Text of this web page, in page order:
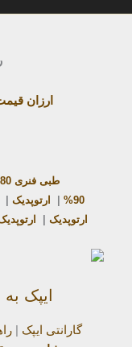
ارزان
طبی فنری 80%
90%
ارتوپدیک
ارتوپدیک
ایپک
گارانتی ایپک |